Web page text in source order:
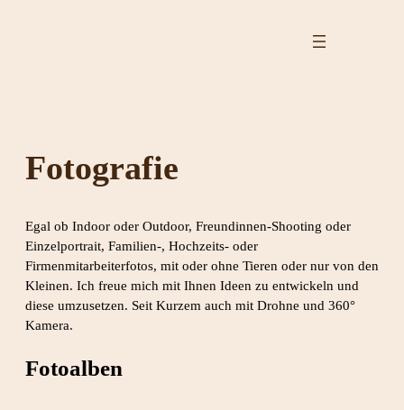
Fotografie
Egal ob Indoor oder Outdoor, Freundinnen-Shooting oder
Einzelportrait, Familien-, Hochzeits- oder
Firmenmitarbeiterfotos, mit oder ohne Tieren oder nur von den
Kleinen. Ich freue mich mit Ihnen Ideen zu entwickeln und
diese umzusetzen. Seit Kurzem auch mit Drohne und 360°
Kamera.
Fotoalben